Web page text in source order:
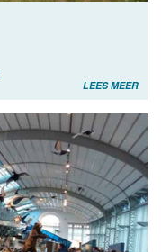
LEES MEER